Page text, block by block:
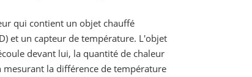
qui contient un objet chauffé
et un capteur de température. L'objet
devant lui, la quantité de chaleur
la différence de température